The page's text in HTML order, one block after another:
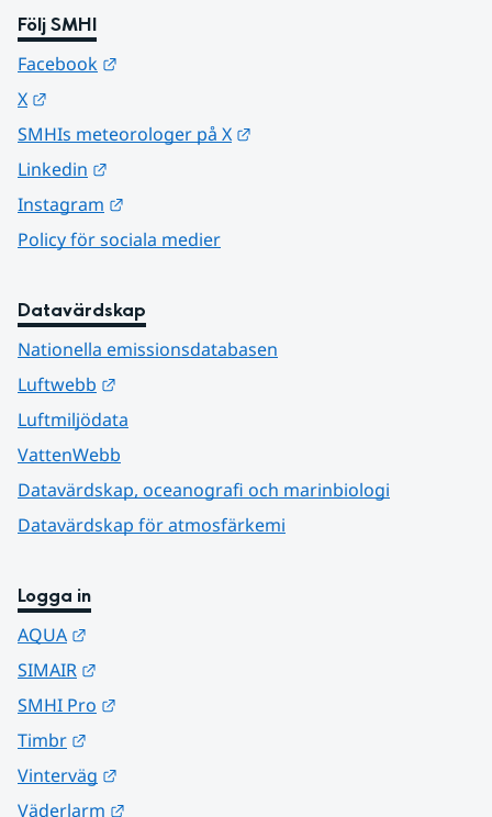
Följ SMHI
Facebook
X
SMHIs meteorologer på X
Linkedin
Instagram
Policy för sociala medier
Datavärdskap
Nationella emissionsdatabasen
Luftwebb
Luftmiljödata
VattenWebb
Datavärdskap, oceanografi och marinbiologi
Datavärdskap för atmosfärkemi
Logga in
AQUA
SIMAIR
SMHI Pro
Timbr
Vinterväg
Väderlarm